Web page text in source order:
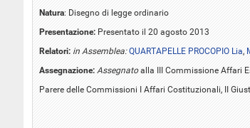
Natura: Disegno di legge ordinario
Presentazione: Presentato il 20 agosto 2013
Relatori: in Assemblea:QUARTAPELLE PROCOPIO Lia,
Assegnazione: Assegnatoalla III Commissione Affari
Parere delle Commissioni I Affari Costituzionali, II